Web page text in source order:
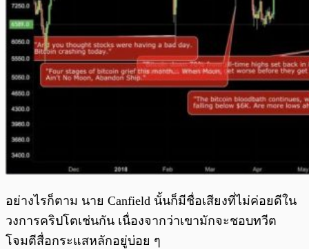
อย่างไรก็ตาม นาย Canfield นั้นก็มีชื่อเสียงที่ไม่ค่อยดีใน
วงการคริปโตเช่นกัน เนื่องจากว่าเขามักจะชอบทวีต
โจมตีสื่อกระแสหลักอยู่บ่อย ๆ